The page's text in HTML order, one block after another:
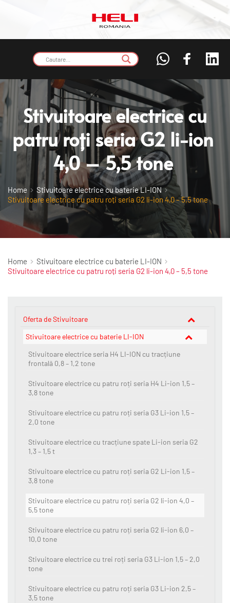
Stivuitoare electrice cu
patru roți seria G2 li-ion
4,0 – 5,5 tone
Home
Stivuitoare electrice cu baterie LI-ION
Stivuitoare electrice cu patru roți seria G2 li-ion 4,0 – 5,5 tone
Home
Stivuitoare electrice cu baterie LI-ION
Stivuitoare electrice cu patru roți seria G2 li-ion 4,0 – 5,5 tone
Oferta de Stivuitoare
Stivuitoare electrice cu baterie LI-ION
Stivuitoare electrice seria H4 LI-ION cu tracțiune
frontală 0,8 – 1,2 tone
Stivuitoare electrice cu patru roți seria H4 Li-ion 1,5 –
3,8 tone
Stivuitoare electrice cu patru roți seria G3 Li-ion 1,5 –
2,0 tone
Stivuitoare electrice cu tracțiune spate Li-ion seria G2
1,3 – 1,5 t
Stivuitoare electrice cu patru roți seria G2 Li-ion 1,5 –
3,8 tone
Stivuitoare electrice cu patru roți seria G2 li-ion 4,0 –
5,5 tone
Stivuitoare electrice cu patru roți seria G2 li-ion 6,0 –
10,0 tone
Stivuitoare electrice cu trei roți seria G3 Li-ion 1,5 – 2,0
tone
Stivuitoare electrice cu patru roți seria G3 Li-ion 2,5 –
3,5 tone